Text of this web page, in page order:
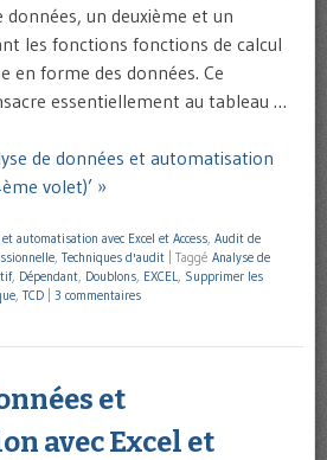
données, un deuxième et un
les fonctions fonctions de calcul
en forme des données. Ce
essentiellement au tableau …
de données et automatisation
volet)’ »
automatisation avec Excel et Access, Audit de
, Techniques d'audit Taggé Analyse de
, Dépendant, Doublons, EXCEL, Supprimer les
, TCD 3 commentaires
et
avec Excel et